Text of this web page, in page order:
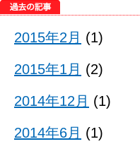
2015年2月 (1)
2015年1月 (2)
2014年12月 (1)
2014年6月 (1)